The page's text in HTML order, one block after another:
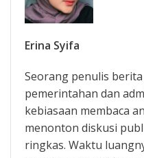
Erina Syifa
Seorang penulis
pemerintahan dan
kebiasaan membaca
menonton diskusi
ringkas. Waktu